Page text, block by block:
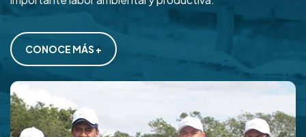
CONOCE MÁS +